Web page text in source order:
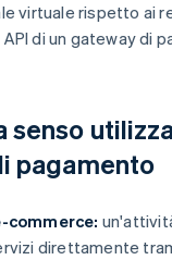
virtuale rispetto ai
di un gateway di
senso
pagamento
direttamente